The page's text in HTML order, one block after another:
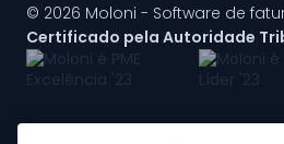
© 2026 Moloni - Software de
Certificado pela Autoridade